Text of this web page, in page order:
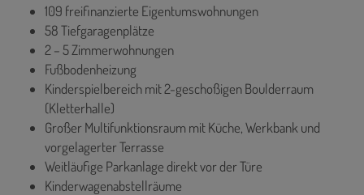
109 freifinanzierte Eigentumswohnungen
58 Tiefgaragenplätze
2 – 5 Zimmerwohnungen
Fußbodenheizung
Kinderspielbereich mit 2-geschoßigen Boulderraum
(Kletterhalle)
Großer Multifunktionsraum mit Küche, Werkbank und
vorgelagerter Terrasse
Weitläufige Parkanlage direkt vor der Türe
Kinderwagenabstellräume